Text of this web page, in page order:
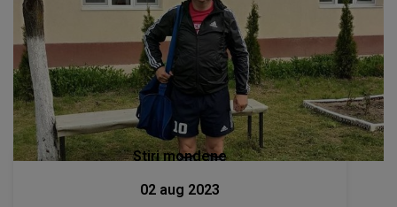
Stiri mondene
02 aug 2023